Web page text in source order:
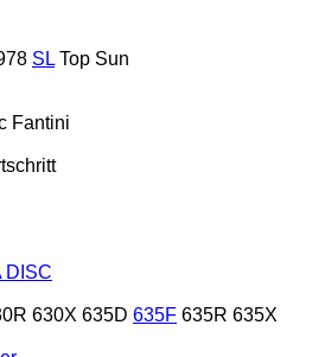
SL Top Sun
Fantini
DISC
630X 635D 635F 635R 635X